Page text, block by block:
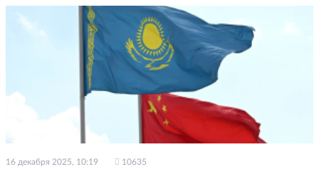
16 декабря 2025, 10:19 10635